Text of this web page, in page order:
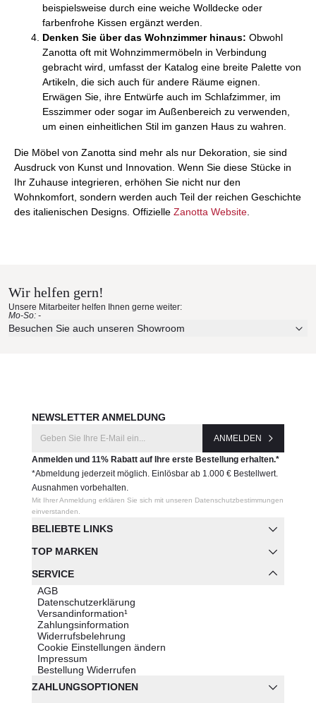
beispielsweise durch eine weiche Wolldecke oder
farbenfrohe Kissen ergänzt werden.
Denken Sie über das Wohnzimmer hinaus: Obwohl
Zanotta oft mit Wohnzimmermöbeln in Verbindung
gebracht wird, umfasst der Katalog eine breite Palette von
Artikeln, die sich auch für andere Räume eignen.
Erwägen Sie, ihre Entwürfe auch im Schlafzimmer, im
Esszimmer oder sogar im Außenbereich zu verwenden,
um einen einheitlichen Stil im ganzen Haus zu wahren.
Die Möbel von Zanotta sind mehr als nur Dekoration, sie sind
Ausdruck von Kunst und Innovation. Wenn Sie diese Stücke in
Ihr Zuhause integrieren, erhöhen Sie nicht nur den
Wohnkomfort, sondern werden auch Teil der reichen Geschichte
des italienischen Designs. Offizielle Zanotta Website.
Wir helfen gern!
Unsere Mitarbeiter helfen Ihnen gerne weiter:
Mo-So: -
Besuchen Sie auch unseren Showroom
BELIEBTE LINKS
TOP MARKEN
SERVICE
AGB
Datenschutzerklärung
Versandinformation¹
Zahlungsinformation
Widerrufsbelehrung
Cookie Einstellungen ändern
Impressum
Bestellung Widerrufen
NEWSLETTER ANMELDUNG
ANMELDEN
Anmelden und 11% Rabatt auf Ihre erste Bestellung erhalten.*
*Abmeldung jederzeit möglich. Einlösbar ab 1.000 € Bestellwert.
Ausnahmen vorbehalten.
Mit Ihrer Anmeldung erklären Sie sich mit unseren Datenschutzbestimmungen
einverstanden.
ZAHLUNGSOPTIONEN